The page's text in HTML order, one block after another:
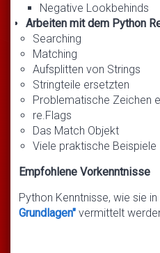
Negative Lookbehinds
Arbeiten mit dem Python
Searching
Matching
Aufsplitten von Strings
Stringteile ersetzten
Problematische Zeichen
re.Flags
Das Match Objekt
Viele praktische Beispiele
Empfohlene Vorkenntnisse
Python Kenntnisse, wie sie
Grundlagen" vermittelt